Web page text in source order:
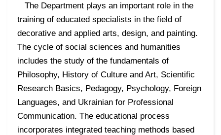
The Department plays an important role in the
training of educated specialists in the field of
decorative and applied arts, design, and painting.
The cycle of social sciences and humanities
includes the study of the fundamentals of
Philosophy, History of Culture and Art, Scientific
Research Basics, Pedagogy, Psychology, Foreign
Languages, and Ukrainian for Professional
Communication. The educational process
incorporates integrated teaching methods based